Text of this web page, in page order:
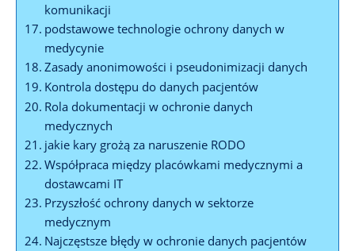
komunikacji
podstawowe technologie ochrony danych w
medycynie
Zasady anonimowości i pseudonimizacji danych
Kontrola dostępu do danych pacjentów
Rola dokumentacji w ochronie danych
medycznych
jakie kary grożą za naruszenie RODO
Współpraca między placówkami medycznymi a
dostawcami IT
Przyszłość ochrony danych w sektorze
medycznym
Najczęstsze błędy w ochronie danych pacjentów